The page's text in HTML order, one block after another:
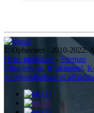
© Ophavsret - 2010-2022:
Hotte produkter- Sitemap
Bilsøjleform, IP-skimmel,
Sprøjtestøbeform til